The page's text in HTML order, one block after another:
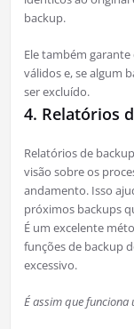
backup.
Ele também
válidos e, se algum
ser excluído.
4. Relatórios
Relatórios de
visão sobre os
andamento. Isso
próximos backups
É um excelente
funções de backup
excessivo.
É assim que funciona